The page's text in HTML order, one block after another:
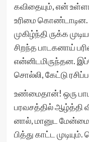
கவிதையும், என்
உரிமை
முகிழ்ந்தி ருக்க
சிறந்த பாடகனாய்
என்னிடமிருந்தன.
சொல்லி, கேட்டு
உண்மைதான்! ஒரு
பரவசத்தில் ஆழ்த்தி
னால், மானுட
பித்து காட்ட